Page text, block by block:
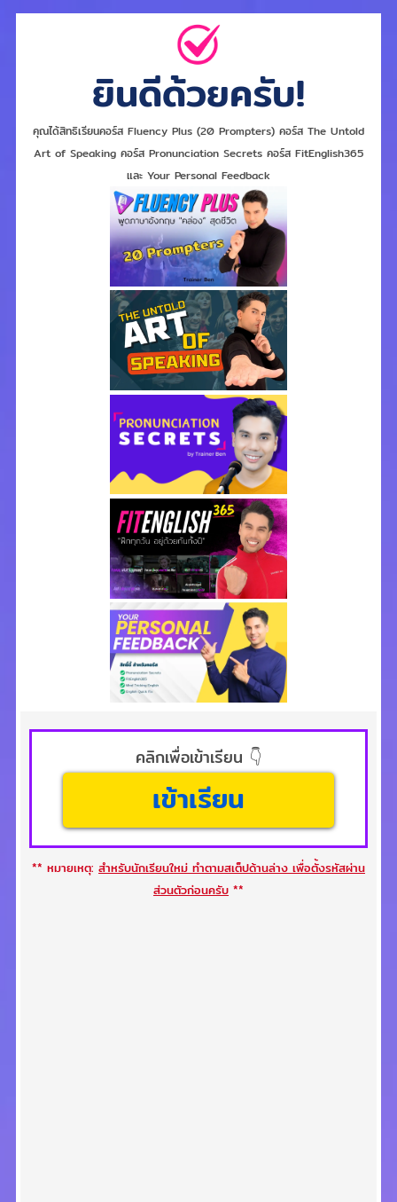
ยินดีด้วยครับ!
คุณได้สิทธิเรียนคอร์ส Fluency Plus (20 Prompters) คอร์ส The Untold
Art of Speaking คอร์ส Pronunciation Secrets คอร์ส FitEnglish365
และ Your Personal Feedback
คลิกเพื่อเข้าเรียน 👇
เข้าเรียน
** หมายเหตุ: สำหรับนักเรียนใหม่ ทำตามสเต็ปด้านล่าง เพื่อตั้งรหัสผ่าน
ส่วนตัวก่อนครับ **